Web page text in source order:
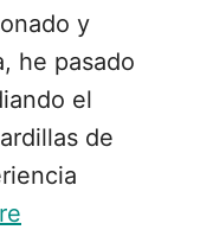
y
he pasado
el
de